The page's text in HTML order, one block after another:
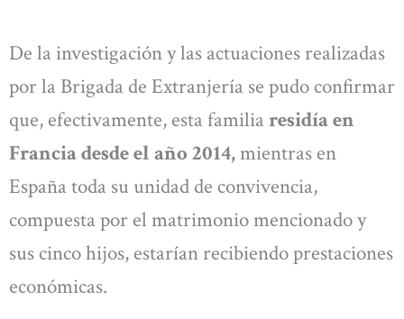
De la investigación y las actuaciones realizadas
por la Brigada de Extranjería se pudo confirmar
que, efectivamente, esta familia residía en
Francia desde el año 2014,mientras en
España toda su unidad de convivencia,
compuesta por el matrimonio mencionado y
sus cinco hijos, estarían recibiendo prestaciones
económicas.